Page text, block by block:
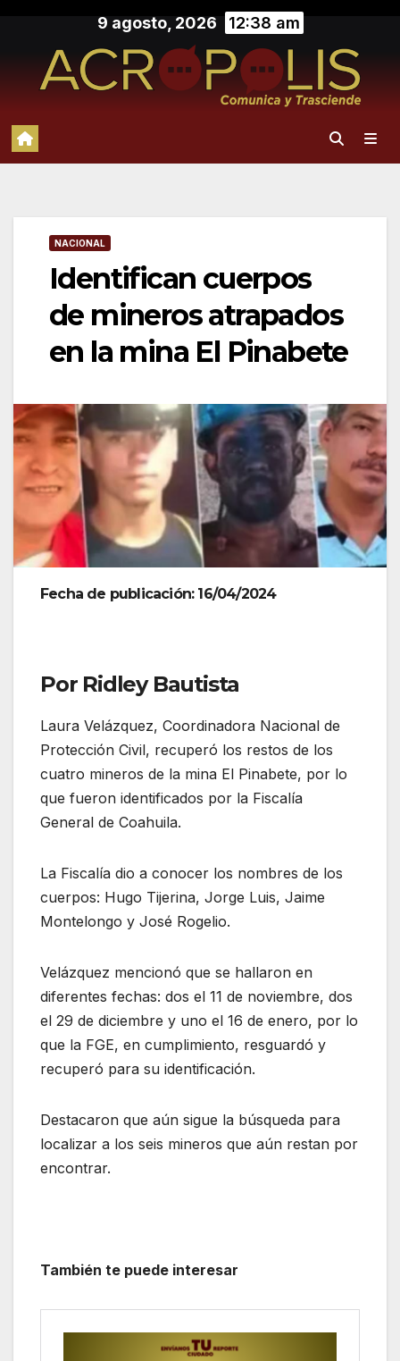
contenido
9 agosto, 2026 12:38 am
NACIONAL
Identifican cuerpos
de mineros atrapados
en la mina El Pinabete
Fecha de publicación: 16/04/2024
Por Ridley Bautista
Laura Velázquez, Coordinadora Nacional de
Protección Civil, recuperó los restos de los
cuatro mineros de la mina El Pinabete, por lo
que fueron identificados por la Fiscalía
General de Coahuila.
La Fiscalía dio a conocer los nombres de los
cuerpos: Hugo Tijerina, Jorge Luis, Jaime
Montelongo y José Rogelio.
Velázquez mencionó que se hallaron en
diferentes fechas: dos el 11 de noviembre, dos
el 29 de diciembre y uno el 16 de enero, por lo
que la FGE, en cumplimiento, resguardó y
recuperó para su identificación.
Destacaron que aún sigue la búsqueda para
localizar a los seis mineros que aún restan por
encontrar.
También te puede interesar